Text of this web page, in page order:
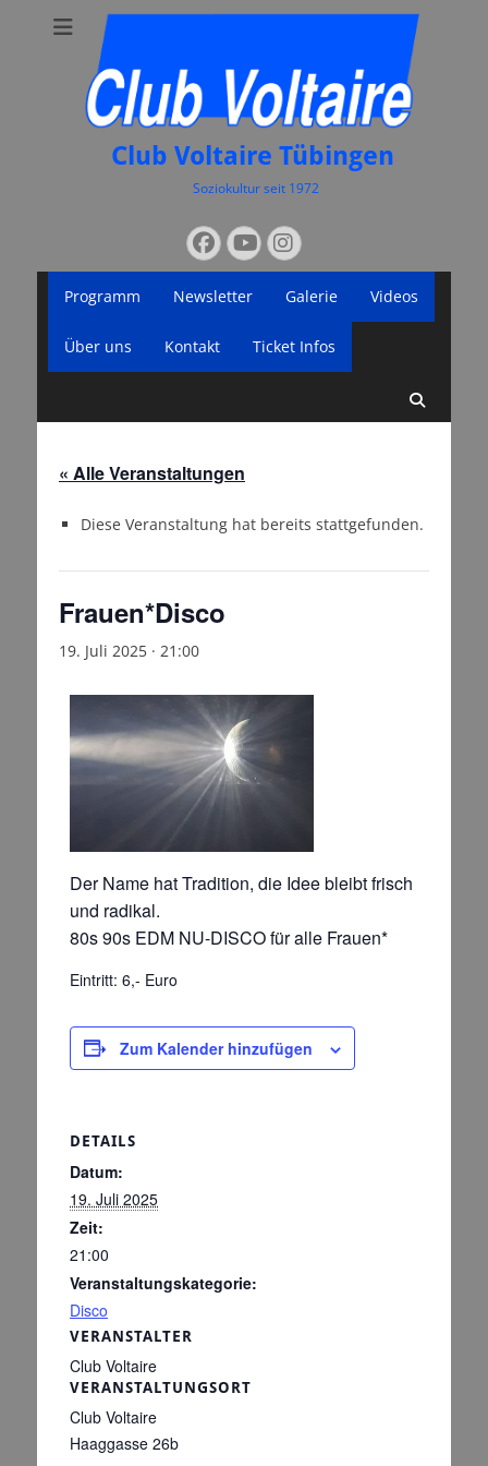
Club Voltaire Tübingen
Soziokultur seit 1972
nach:
Facebook
YouTube
Instagram
Menü
Inhalt
Programm Newsletter Galerie Videos
Über uns Kontakt Ticket Infos
« Alle Veranstaltungen
Diese Veranstaltung hat bereits stattgefunden.
Frauen*Disco
19. Juli 2025 · 21:00
Der Name hat Tradition, die Idee bleibt frisch
und radikal.
80s 90s EDM NU-DISCO für alle Frauen*
Eintritt: 6,- Euro
Zum Kalender hinzufügen
DETAILS
Datum:
19. Juli 2025
Zeit:
21:00
Veranstaltungskategorie:
Disco
VERANSTALTUNGSORT
Club Voltaire
Haaggasse 26b
VERANSTALTER
Club Voltaire